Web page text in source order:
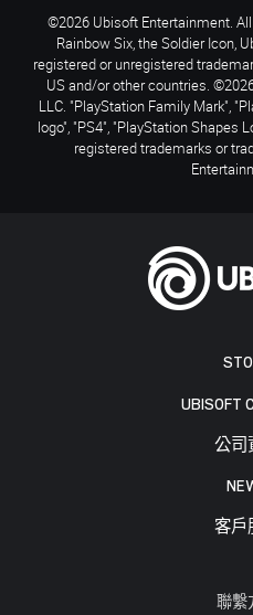
UBISOFT
公司
客戶
聯繫
©2026 Ubisoft Entertainment. All
Rainbow Six, the Soldier Icon,
registered or unregistered
US and/or other countries.
LLC. "PlayStation Family Mark",
logo", "PS4", "PlayStation Shapes
registered trademarks or